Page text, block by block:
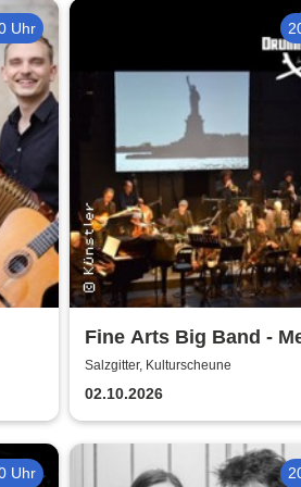
Uhr
Fine Arts Big Band -
amerikanischer Traum -
Stories
Salzgitter, Kulturscheune
02.10.2026
Uhr